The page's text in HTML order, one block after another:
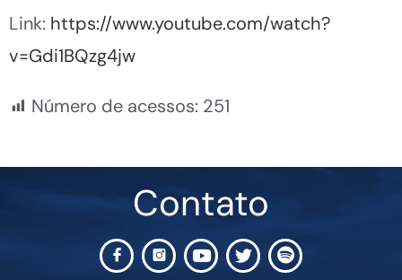
Link: https://www.youtube.com/watch?
v=Gdi1BQzg4jw
Número de acessos: 251
Contato